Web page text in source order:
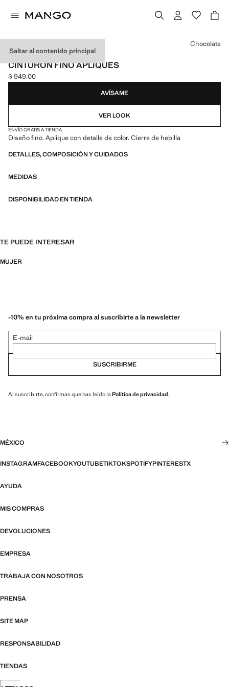
Saltar al contenido principal
NEW NOW
CINTURÓN FINO APLIQUES
Precio actual [$ 949.00 ]
$ 949.00
Selecciona un color
Chocolate
AVÍSAME
VER LOOK
ENVÍO GRATIS A TIENDA
Diseño fino. Aplique con detalle de color. Cierre de hebilla
DETALLES, COMPOSICIÓN Y CUIDADOS
MEDIDAS
DISPONIBILIDAD EN TIENDA
TE PUEDE INTERESAR
MUJER
-10% en tu próxima compra al suscribirte a la newsletter
E-mail
SUSCRIBIRME
Al suscribirte, confirmas que has leído la Política de privacidad.
MÉXICO
INSTAGRAMFACEBOOKYOUTUBETIKTOKSPOTIFYPINTERESTX
AYUDA
MIS COMPRAS
DEVOLUCIONES
EMPRESA
TRABAJA CON NOSOTROS
PRENSA
SITE MAP
RESPONSABILIDAD
TIENDAS